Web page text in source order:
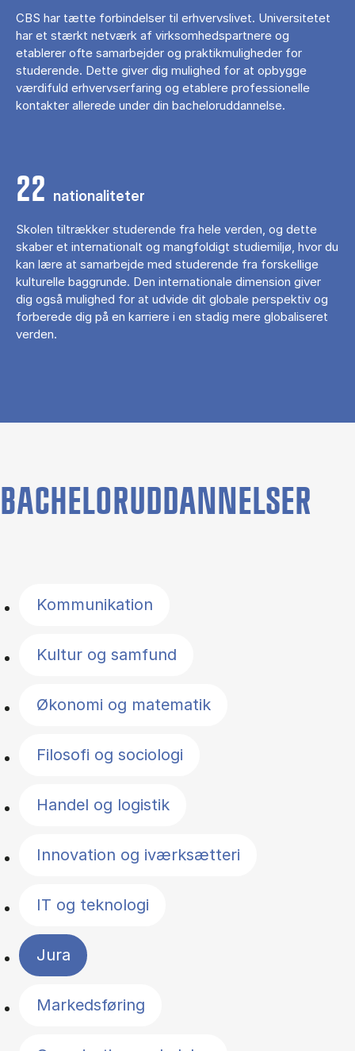
CBS har tætte forbindelser til erhvervslivet. Universitetet
har et stærkt netværk af virksomhedspartnere og
etablerer ofte samarbejder og praktikmuligheder for
studerende. Dette giver dig mulighed for at opbygge
værdifuld erhvervserfaring og etablere professionelle
kontakter allerede under din bacheloruddannelse.
22 nationaliteter
Skolen tiltrækker studerende fra hele verden, og dette
skaber et internationalt og mangfoldigt studiemiljø, hvor du
kan lære at samarbejde med studerende fra forskellige
kulturelle baggrunde. Den internationale dimension giver
dig også mulighed for at udvide dit globale perspektiv og
forberede dig på en karriere i en stadig mere globaliseret
verden.
BACHELORUDDANNELSER
Kommunikation
Kultur og samfund
Økonomi og matematik
Filosofi og sociologi
Handel og logistik
Innovation og iværksætteri
IT og teknologi
Jura
Markedsføring